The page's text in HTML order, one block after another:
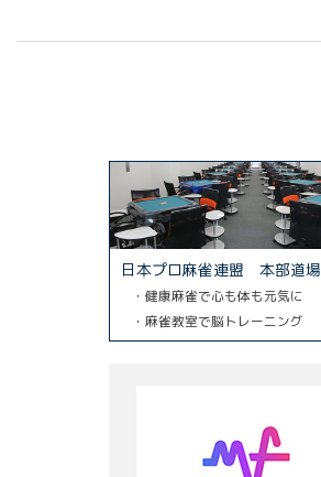
日本プロ麻雀連盟 本部道場
・健康麻雀で心も体も元気に
・麻雀教室で脳トレーニング